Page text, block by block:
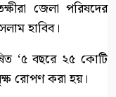
জেলা পরিষদের
হাবিব।
‘৫ বছরে ২৫ কোটি
রোপণ করা হয়।